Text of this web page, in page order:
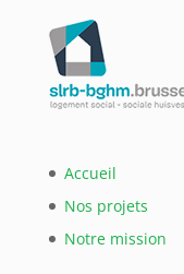
Accueil
Nos projets
Notre mission